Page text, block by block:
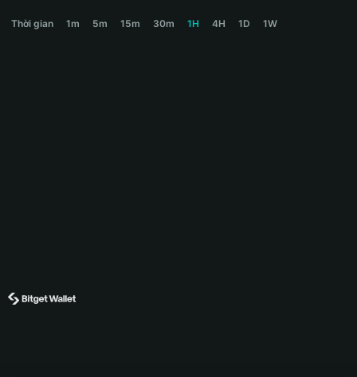
Español (Argentina)
Thời gian 1m 5m 15m 30m 1H 4H 1D 1W